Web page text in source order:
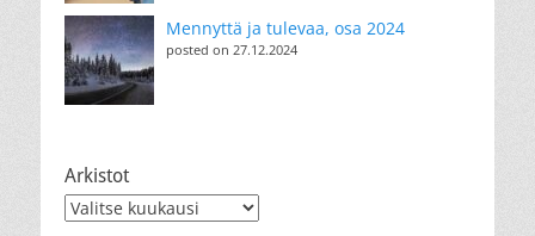
Mennyttä ja tulevaa, osa 2024
posted on 27.12.2024
Arkistot
Arkistot